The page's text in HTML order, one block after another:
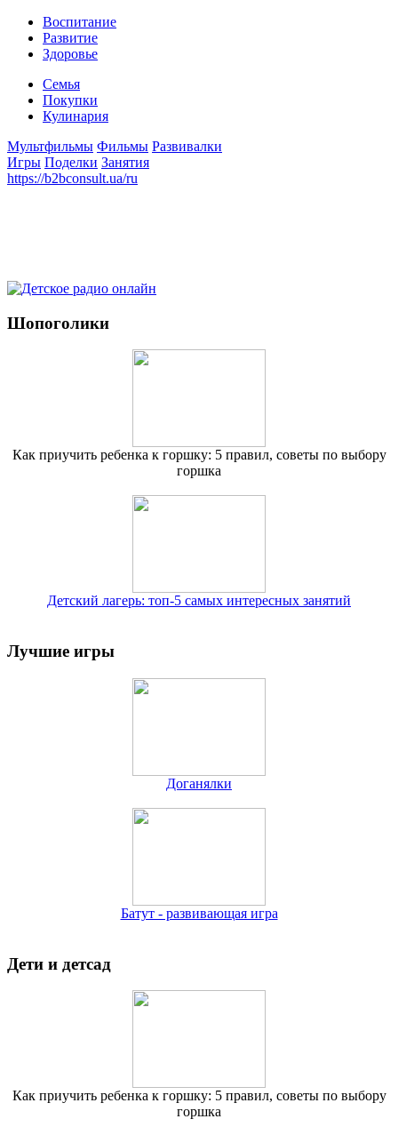
Воспитание
Развитие
Здоровье
Семья
Покупки
Кулинария
Мультфильмы Фильмы Развивалки
Игры Поделки Занятия
https://b2bconsult.ua/ru
Шопоголики
Как приучить ребенка к горшку: 5 правил, советы по выбору
горшка
Детский лагерь: топ-5 самых интересных занятий
Лучшие игры
Доганялки
Батут - развивающая игра
Дети и детсад
Как приучить ребенка к горшку: 5 правил, советы по выбору
горшка